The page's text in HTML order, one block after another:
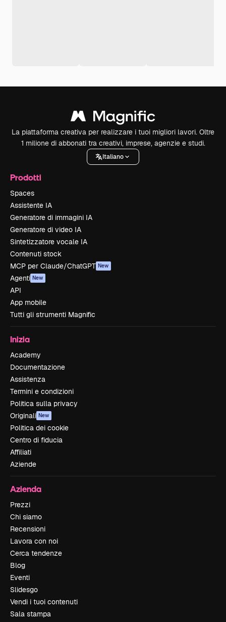
La piattaforma creativa per realizzare i tuoi migliori lavori. Oltre
1 milione di abbonati tra creativi, imprese, agenzie e studi.
Italiano
Prodotti
Spaces
Assistente IA
Generatore di immagini IA
Generatore di video IA
Sintetizzatore vocale IA
Contenuti stock
MCP per Claude/ChatGPT New
Agenti New
API
App mobile
Tutti gli strumenti Magnific
Inizia
Academy
Documentazione
Assistenza
Termini e condizioni
Politica sulla privacy
Originali New
Politica dei cookie
Centro di fiducia
Affiliati
Aziende
Azienda
Prezzi
Chi siamo
Recensioni
Lavora con noi
Cerca tendenze
Blog
Eventi
Slidesgo
Vendi i tuoi contenuti
Sala stampa